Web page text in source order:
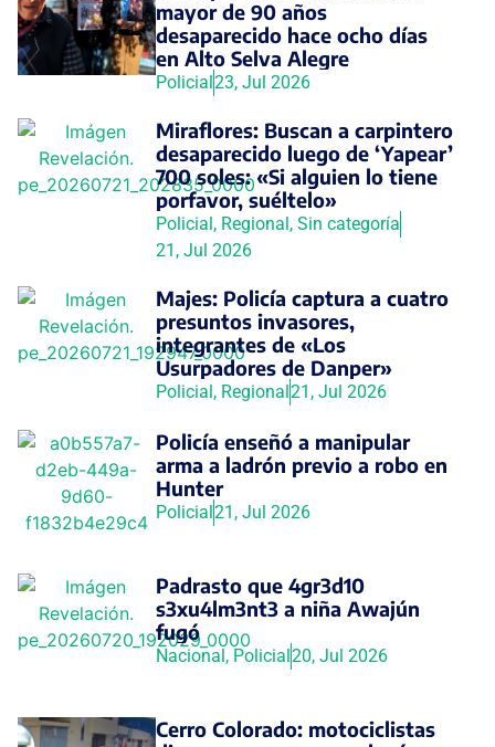
mayor de 90 años
desaparecido hace ocho días
en Alto Selva Alegre
Policial23, Jul 2026
Miraflores: Buscan a carpintero
desaparecido luego de ‘Yapear’
700 soles: «Si alguien lo tiene
porfavor, suéltelo»
Policial, Regional, Sin categoría
21, Jul 2026
Majes: Policía captura a cuatro
presuntos invasores,
integrantes de «Los
Usurpadores de Danper»
Policial, Regional21, Jul 2026
Policía enseñó a manipular
arma a ladrón previo a robo en
Hunter
Policial21, Jul 2026
Padrasto que 4gr3d10
s3xu4lm3nt3 a niña Awajún
fugó
Nacional, Policial20, Jul 2026
Cerro Colorado: motociclistas